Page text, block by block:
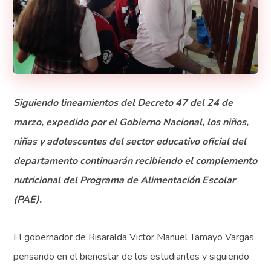
Siguiendo lineamientos del Decreto 47 del 24 de
marzo, expedido por el Gobierno Nacional, los niños,
niñas y adolescentes del sector educativo oficial del
departamento continuarán recibiendo el complemento
nutricional del Programa de Alimentación Escolar
(PAE).
El gobernador de Risaralda Victor Manuel Tamayo Vargas,
pensando en el bienestar de los estudiantes y siguiendo